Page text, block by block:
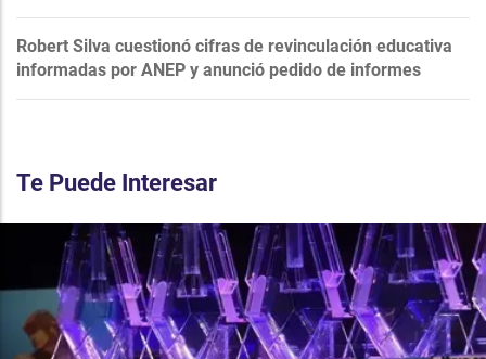
Robert Silva cuestionó cifras de revinculación educativa
informadas por ANEP y anunció pedido de informes
Te Puede Interesar